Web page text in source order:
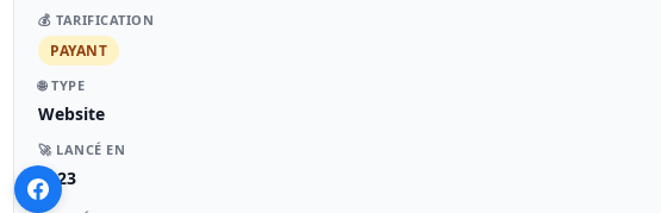
💰 TARIFICATION
PAYANT
🌐 TYPE
Website
🚀 LANCÉ EN
2023